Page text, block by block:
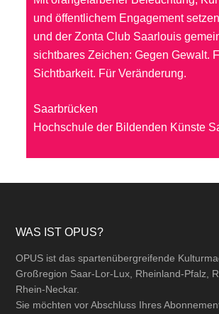
und öffentlichem Engagement
und der Zonta Club Saarlouis
sichtbares Zeichen: Gegen Gewalt.
Sichtbarkeit. Für Veränderung.
Saarbrücken
Hochschule der Bildenden Künste
Footer
WAS IST OPUS?
OPUS ist das spartenübergreifende
Großregion Saar-Lor-Lux, Rheinland-Pfalz,
Rhein-Neckar.
Sie möchten vor Abschluss Ihres